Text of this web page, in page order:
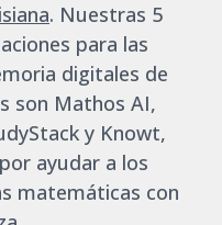
. Nuestras 5
para las
digitales de
son Mathos AI,
y Knowt,
ayudar a los
matemáticas con